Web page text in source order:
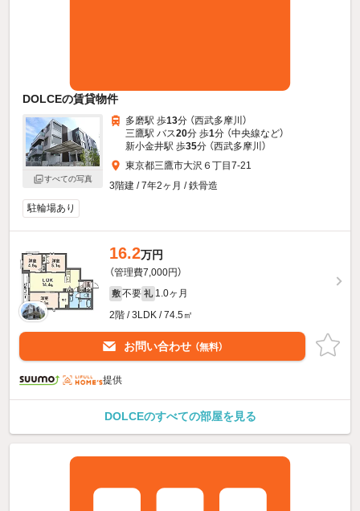
DOLCEの賃貸物件
すべての写真
多磨駅 歩13分 （西武多摩川）
三鷹駅 バス20分 歩1分 （中央線など）
新小金井駅 歩35分 （西武多摩川）
東京都三鷹市大沢６丁目7-21
3階建 / 7年2ヶ月 / 鉄骨造
駐輪場あり
16.2万円
（管理費7,000円）
敷 不要 礼 1.0ヶ月
2階 / 3LDK / 74.5㎡
お問い合わせ （無料）
提供
DOLCEのすべての部屋を見る